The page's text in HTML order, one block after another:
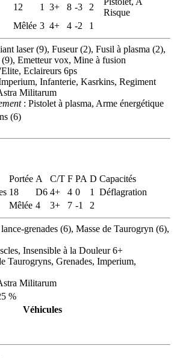
12 1 3+ 8 -3 2
Risque
Mêlée 3 4+ 4 -2 1
laser (9), Fuseur (2), Fusil à plasma (2),
Emetteur vox, Mine à fusion
Eclaireurs 6ps
Infanterie, Kasrkins, Regiment
Militarum
: Pistolet à plasma, Arme énergétique
(6)
Portée A C/T F PA D Capacités
18 D6 4+ 4 0 1
Déflagration
Mêlée 4 3+ 7 -1 2
grenades (6), Masse de Taurogryn (6),
Insensible à la Douleur 6+
Taurogryns, Grenades, Imperium,
Militarum
%
Véhicules